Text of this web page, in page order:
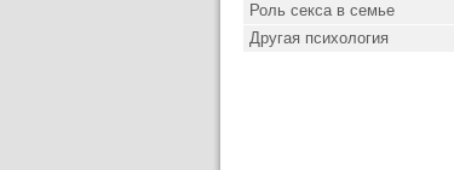
Роль секса в семье
Другая психология